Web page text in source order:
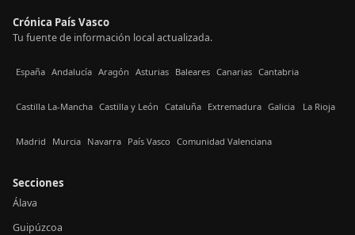
Crónica País Vasco
Tu fuente de información local actualizada.
España Andalucía Aragón Asturias Baleares Canarias Cantabria
Castilla La-Mancha Castilla y León Cataluña Extremadura Galicia La Rioja
Madrid Murcia Navarra País Vasco Comunidad Valenciana
Secciones
Álava
Guipúzcoa